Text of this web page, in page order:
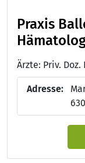
Praxis
Adresse: